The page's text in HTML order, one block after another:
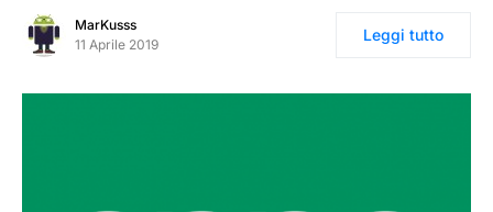
MarKusss
11 Aprile 2019
Leggi tutto